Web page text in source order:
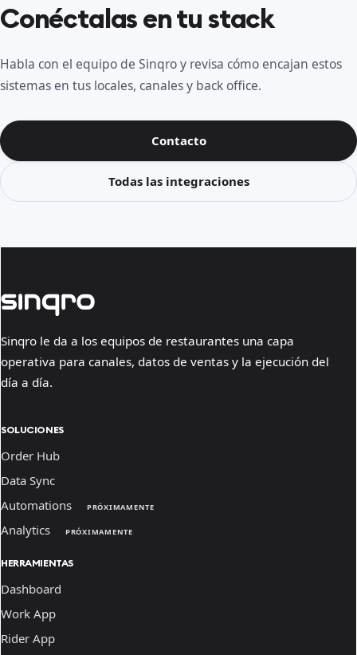
Conéctalas en tu stack
Habla con el equipo de Sinqro y revisa cómo encajan estos
sistemas en tus locales, canales y back office.
Contacto
Todas las integraciones
Sinqro le da a los equipos de restaurantes una capa
operativa para canales, datos de ventas y la ejecución del
día a día.
SOLUCIONES
Order Hub
Data Sync
Automations
PRÓXIMAMENTE
Analytics PRÓXIMAMENTE
HERRAMIENTAS
Dashboard
Work App
Rider App